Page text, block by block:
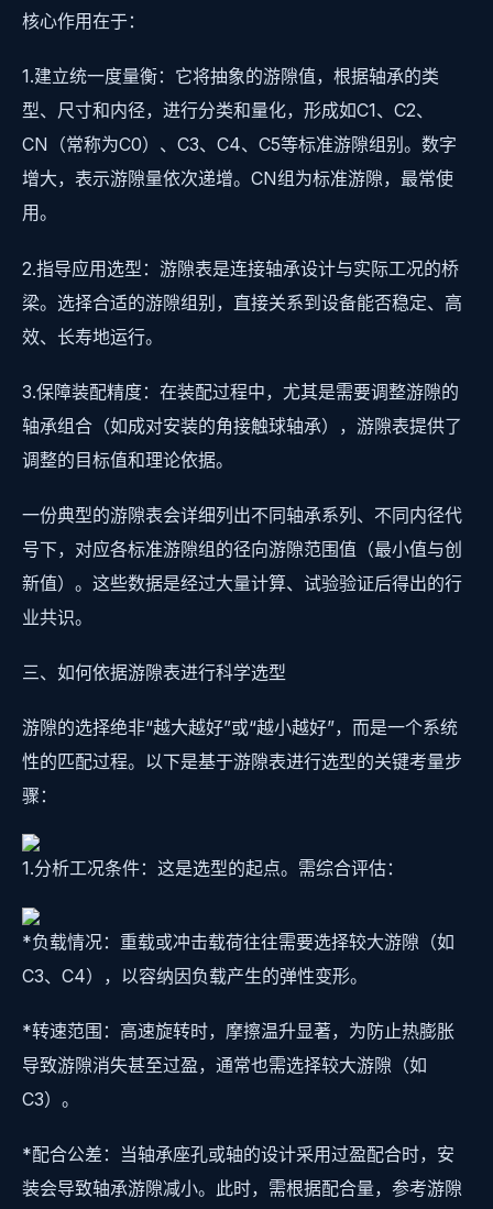
核心作用在于：
1.建立统一度量衡：它将抽象的游隙值，根据轴承的类
型、尺寸和内径，进行分类和量化，形成如C1、C2、
CN（常称为C0）、C3、C4、C5等标准游隙组别。数字
增大，表示游隙量依次递增。CN组为标准游隙，最常使
用。
2.指导应用选型：游隙表是连接轴承设计与实际工况的桥
梁。选择合适的游隙组别，直接关系到设备能否稳定、高
效、长寿地运行。
3.保障装配精度：在装配过程中，尤其是需要调整游隙的
轴承组合（如成对安装的角接触球轴承），游隙表提供了
调整的目标值和理论依据。
一份典型的游隙表会详细列出不同轴承系列、不同内径代
号下，对应各标准游隙组的径向游隙范围值（最小值与创
新值）。这些数据是经过大量计算、试验验证后得出的行
业共识。
三、如何依据游隙表进行科学选型
游隙的选择绝非“越大越好”或“越小越好”，而是一个系统
性的匹配过程。以下是基于游隙表进行选型的关键考量步
骤：
1.分析工况条件：这是选型的起点。需综合评估：
*负载情况：重载或冲击载荷往往需要选择较大游隙（如
C3、C4），以容纳因负载产生的弹性变形。
*转速范围：高速旋转时，摩擦温升显著，为防止热膨胀
导致游隙消失甚至过盈，通常也需选择较大游隙（如
C3）。
*配合公差：当轴承座孔或轴的设计采用过盈配合时，安
装会导致轴承游隙减小。此时，需根据配合量，参考游隙